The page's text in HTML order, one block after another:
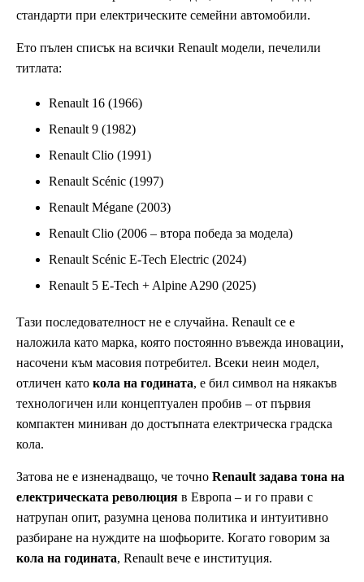
стандарти при електрическите семейни автомобили.
Ето пълен списък на всички Renault модели, печелили
титлата:
Renault 16 (1966)
Renault 9 (1982)
Renault Clio (1991)
Renault Scénic (1997)
Renault Mégane (2003)
Renault Clio (2006 – втора победа за модела)
Renault Scénic E-Tech Electric (2024)
Renault 5 E-Tech + Alpine A290 (2025)
Тази последователност не е случайна. Renault се е
наложила като марка, която постоянно въвежда иновации,
насочени към масовия потребител. Всеки неин модел,
отличен като кола на годината, е бил символ на някакъв
технологичен или концептуален пробив – от първия
компактен миниван до достъпната електрическа градска
кола.
Затова не е изненадващо, че точно Renault задава тона на
електрическата революция в Европа – и го прави с
натрупан опит, разумна ценова политика и интуитивно
разбиране на нуждите на шофьорите. Когато говорим за
кола на годината, Renault вече е институция.